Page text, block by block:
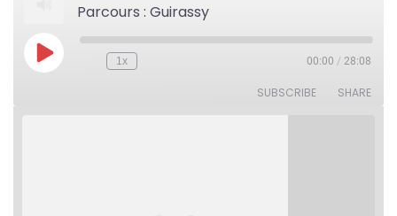
Parcours : Guirassy
Play
Episode
Rewind
1x 00:00 / 28:08
SUBSCRIBE SHARE